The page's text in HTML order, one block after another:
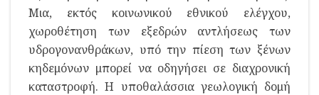
Μια, εκτός κοινωνικού εθνικού ελέγχου,
χωροθέτηση των εξεδρών αντλήσεως των
υδρογονανθράκων, υπό την πίεση των ξένων
κηδεμόνων μπορεί να οδηγήσει σε διαχρονική
καταστροφή. Η υποθαλάσσια γεωλογική δομή